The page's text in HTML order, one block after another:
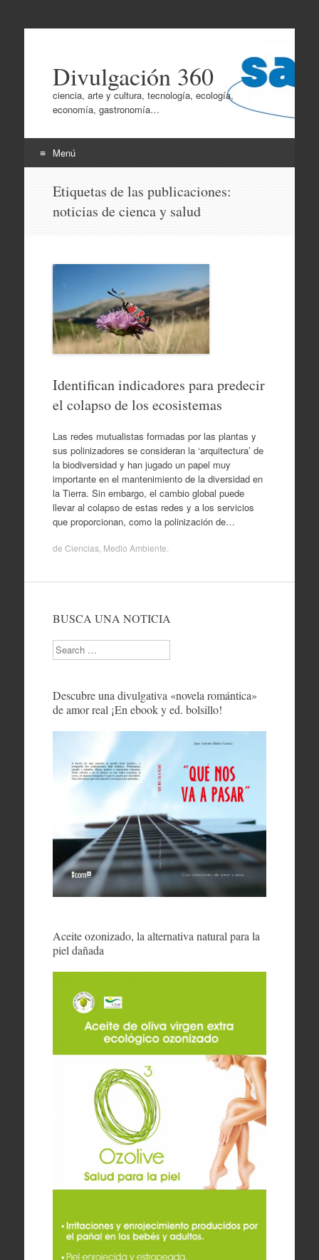
Divulgación 360
ciencia, arte y cultura, tecnología, ecología,
economía, gastronomía…
Menú
contenido
Etiquetas de las publicaciones:
noticias de cienca y salud
Identifican indicadores para predecir
el colapso de los ecosistemas
Las redes mutualistas formadas por las plantas y
sus polinizadores se consideran la ‘arquitectura’ de
la biodiversidad y han jugado un papel muy
importante en el mantenimiento de la diversidad en
la Tierra. Sin embargo, el cambio global puede
llevar al colapso de estas redes y a los servicios
que proporcionan, como la polinización de…
de Ciencias, Medio Ambiente
BUSCA UNA NOTICIA
Search
Descubre una divulgativa «novela romántica»
de amor real ¡En ebook y ed. bolsillo!
Aceite ozonizado, la alternativa natural para la
piel dañada